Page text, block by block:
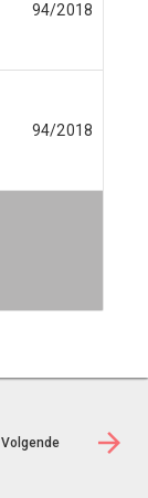
94/2018
94/2018
Volgende